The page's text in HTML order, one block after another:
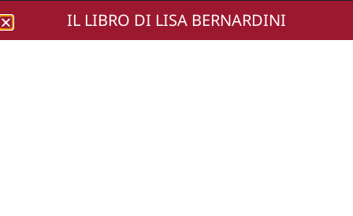
Lisa Bernardini
IL LIBRO DI LISA BERNARDINI